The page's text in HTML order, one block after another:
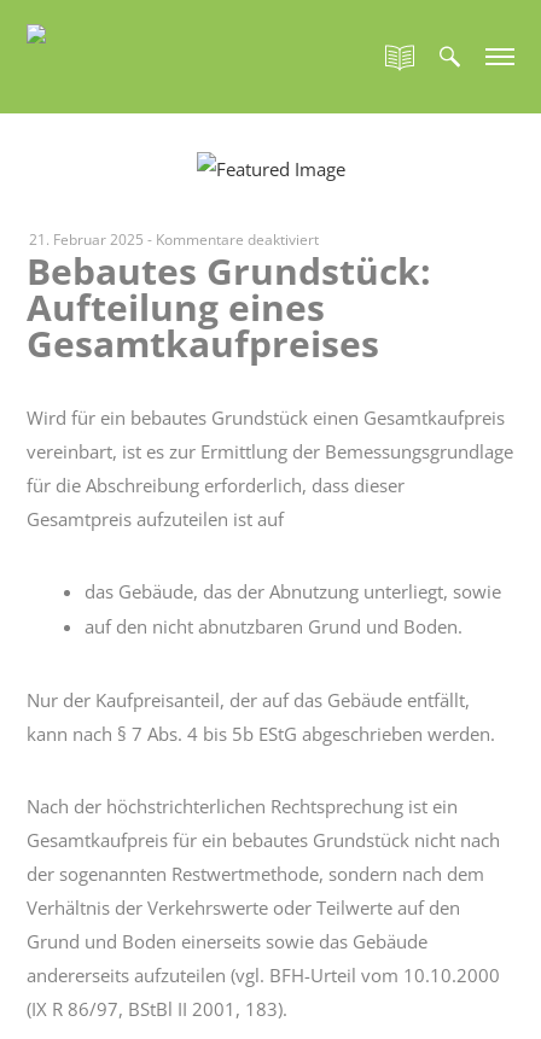
21. Februar 2025 - Kommentare deaktiviertfür
Bebautes
Aufteilung
eines
Bebautes Grundstück:
Aufteilung eines
Gesamtkaufpreises
Wird für ein bebautes Grundstück einen Gesamtkaufpreis
vereinbart, ist es zur Ermittlung der Bemessungsgrundlage
für die Abschreibung erforderlich, dass dieser
Gesamtpreis aufzuteilen ist auf
das Gebäude, das der Abnutzung unterliegt, sowie
auf den nicht abnutzbaren Grund und Boden.
Nur der Kaufpreisanteil, der auf das Gebäude entfällt,
kann nach § 7 Abs. 4 bis 5b EStG abgeschrieben werden.
Nach der höchstrichterlichen Rechtsprechung ist ein
Gesamtkaufpreis für ein bebautes Grundstück nicht nach
der sogenannten Restwertmethode, sondern nach dem
Verhältnis der Verkehrswerte oder Teilwerte auf den
Grund und Boden einerseits sowie das Gebäude
andererseits aufzuteilen (vgl. BFH-Urteil vom 10.10.2000
(IX R 86/97, BStBl II 2001, 183).